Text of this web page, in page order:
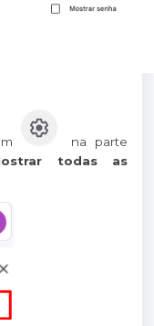
na parte
todas as